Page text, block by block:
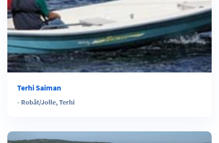
Terhi Saiman
- Robåt/Jolle,Terhi